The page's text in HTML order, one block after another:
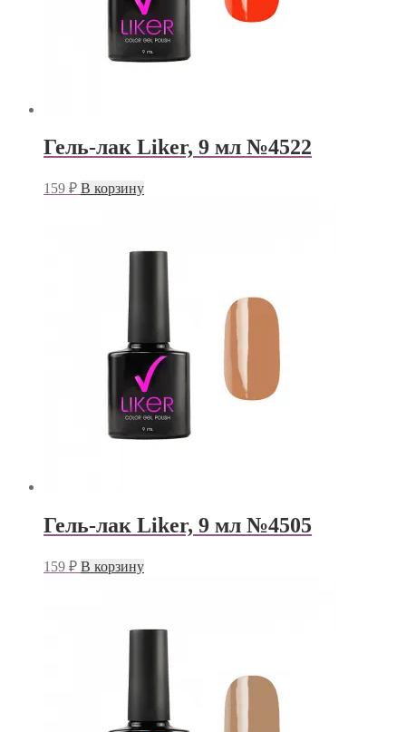
Гель-лак Liker, 9 мл №4522
159 ₽ В корзину
Гель-лак Liker, 9 мл №4505
159 ₽ В корзину